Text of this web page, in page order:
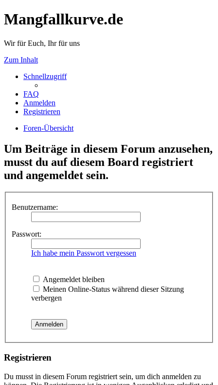
Mangfallkurve.de
Wir für Euch, Ihr für uns
Zum Inhalt
Schnellzugriff
FAQ
Anmelden
Registrieren
Foren-Übersicht
Um Beiträge in diesem Forum anzusehen,
musst du auf diesem Board registriert
und angemeldet sein.
Benutzername:
Passwort:
Ich habe mein Passwort vergessen
Angemeldet bleiben
Meinen Online-Status während dieser Sitzung
verbergen
Registrieren
Du musst in diesem Forum registriert sein, um dich anmelden zu